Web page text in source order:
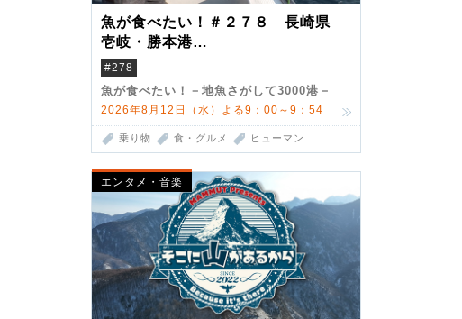
魚が食べたい！＃２７８ 長崎県
壱岐・勝本港
（クロマグロ）
#278
魚が食べたい！－地魚さがして3000港－
2026年8月12日（水）よる9：00～9：54
乗り物 食・グルメ ヒューマン
エンタメ・音楽